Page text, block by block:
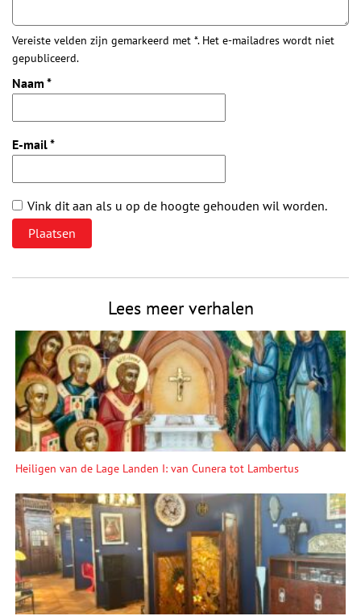
Vereiste velden zijn gemarkeerd met *. Het e-mailadres wordt niet
gepubliceerd.
Naam *
E-mail*
Vink dit aan als u op de hoogte gehouden wil worden.
Lees meer verhalen
Heiligen van de Lage Landen I: van Cunera tot Lambertus